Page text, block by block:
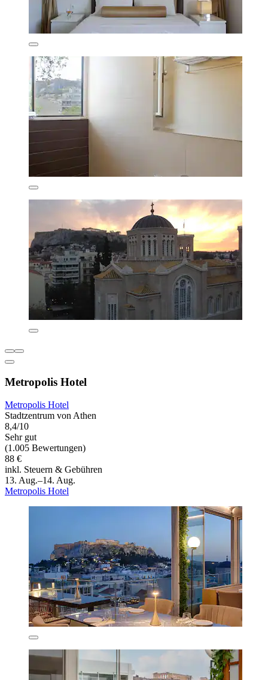
Metropolis Hotel
Metropolis Hotel
Stadtzentrum von Athen
8,4/10
Sehr gut
(1.005 Bewertungen)
88 €
inkl. Steuern & Gebühren
13. Aug.–14. Aug.
Metropolis Hotel